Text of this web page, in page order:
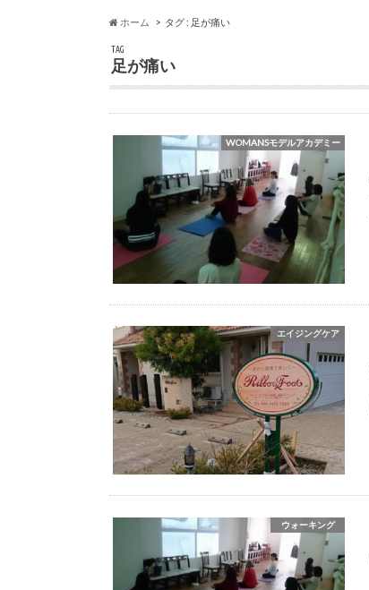
ホーム タグ : 足が痛い
TAG
足が痛い
WOMANSモデルアカデミー
エイジングケア
ウォーキング